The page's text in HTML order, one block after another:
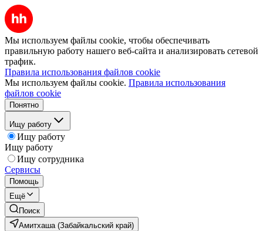
Мы используем файлы cookie, чтобы обеспечивать
правильную работу нашего веб-сайта и анализировать сетевой
трафик.
Правила использования файлов cookie
Мы используем файлы cookie. Правила использования
файлов cookie
Понятно
Ищу работу
Ищу работу
Ищу работу
Ищу сотрудника
Сервисы
Помощь
Ещё
Поиск
Амитхаша (Забайкальский край)